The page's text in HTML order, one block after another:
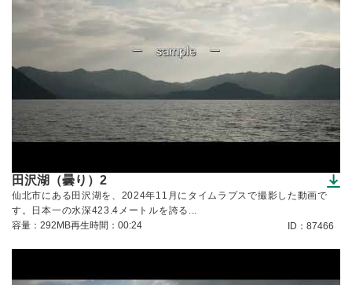
田沢湖（曇り）2
（ダウンロードできます）
仙北市にある田沢湖を、2024年11月にタイムラプスで撮影した動画で
す。日本一の水深423.4メートルを誇る...
容量：292MB再生時間：00:24 ID：87466